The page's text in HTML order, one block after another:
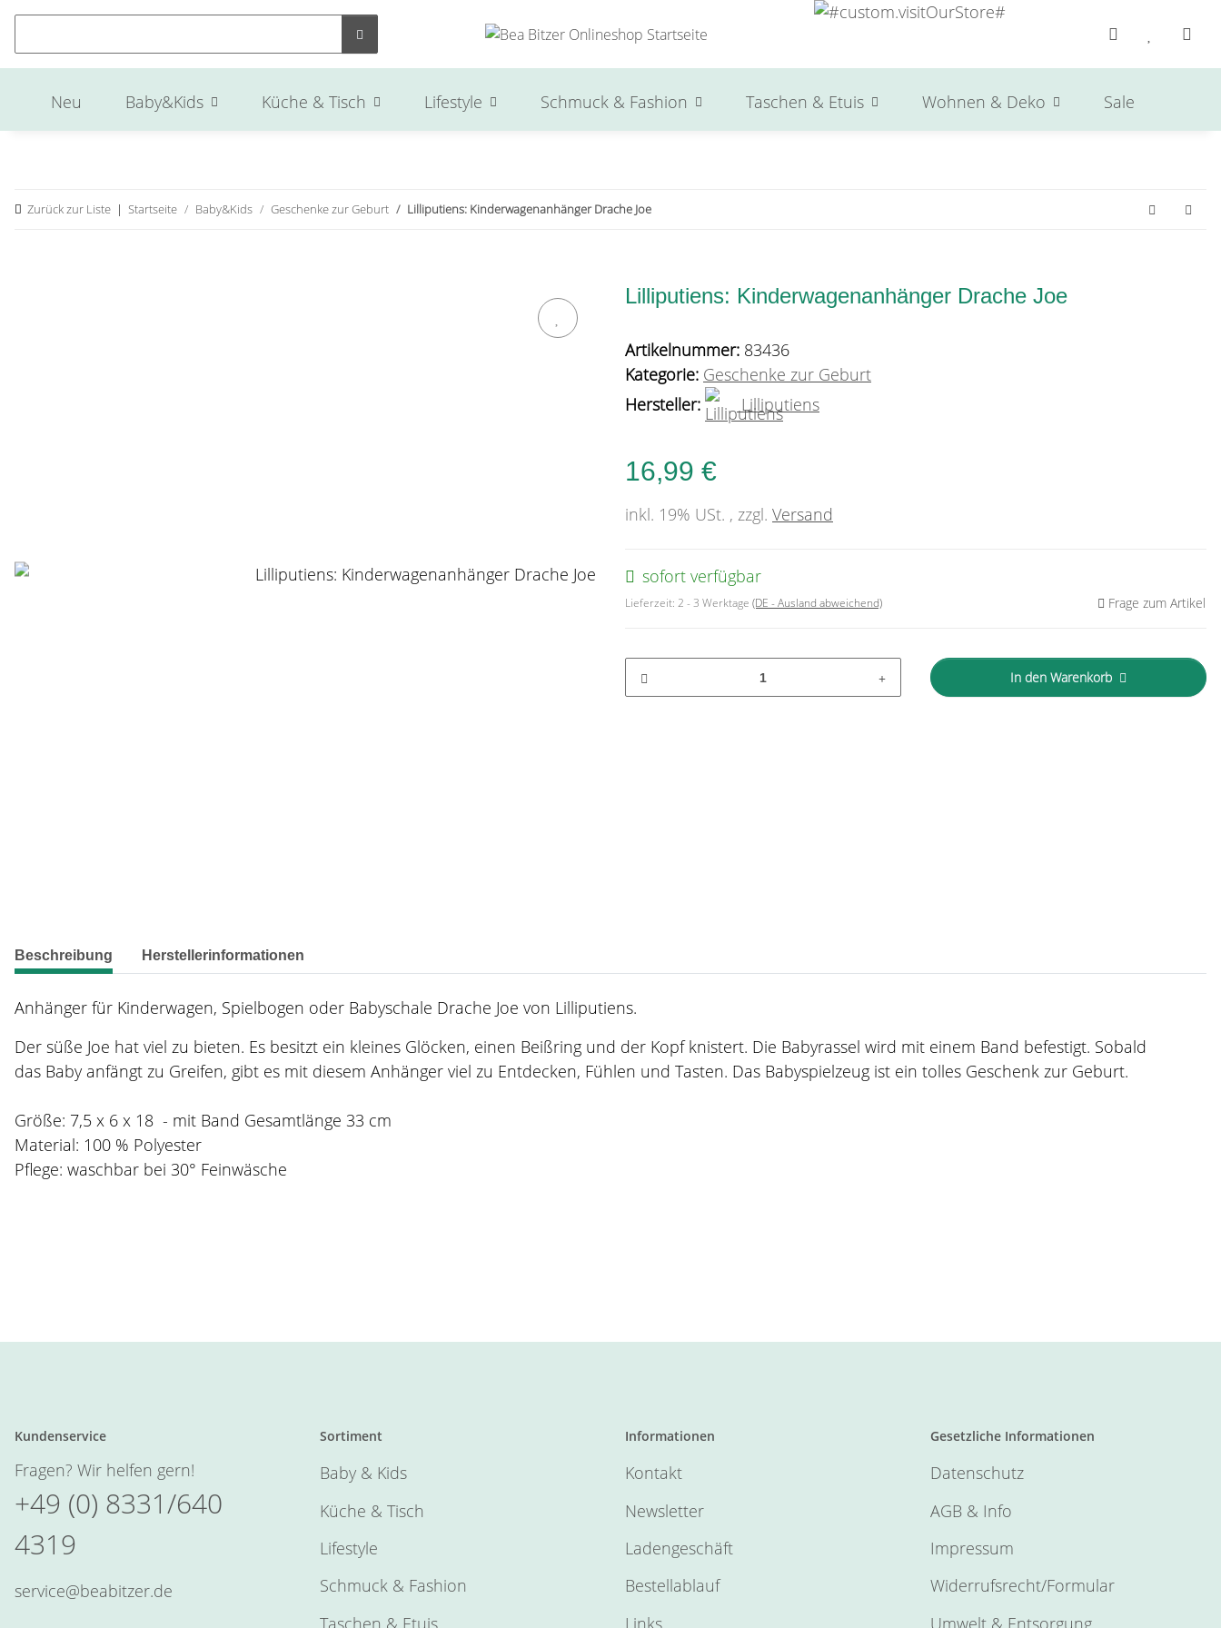
Neu Baby&Kids Küche & Tisch Lifestyle Schmuck & Fashion Taschen & Etuis Wohnen & Deko Sale
Zurück zur Liste Startseite Baby&Kids Geschenke zur Geburt Lilliputiens: Kinderwagenanhänger Drache Joe
Lilliputiens: Kinderwagenanhänger Drache Joe
Artikelnummer: 83436
Kategorie: Geschenke zur Geburt
Hersteller:
Lilliputiens
16,99 €
inkl. 19% USt. , zzgl. Versand
sofort verfügbar
Lieferzeit: 2 - 3 Werktage (DE - Ausland abweichend) Frage zum Artikel
In den Warenkorb
weitere Registerkarten anzeigen
Beschreibung Herstellerinformationen
Anhänger für Kinderwagen, Spielbogen oder Babyschale Drache Joe von Lilliputiens.
Der süße Joe hat viel zu bieten. Es besitzt ein kleines Glöcken, einen Beißring und der Kopf knistert. Die Babyrassel wird mit einem Band befestigt. Sobald
das Baby anfängt zu Greifen, gibt es mit diesem Anhänger viel zu Entdecken, Fühlen und Tasten. Das Babyspielzeug ist ein tolles Geschenk zur Geburt.
Größe: 7,5 x 6 x 18 - mit Band Gesamtlänge 33 cm
Material: 100 % Polyester
Pflege: waschbar bei 30° Feinwäsche
Kundenservice
Fragen? Wir helfen gern!
+49 (0) 8331/640
4319
service@beabitzer.de
Sortiment
Baby & Kids
Küche & Tisch
Lifestyle
Schmuck & Fashion
Taschen & Etuis
Informationen
Kontakt
Newsletter
Ladengeschäft
Bestellablauf
Links
Gesetzliche Informationen
Datenschutz
AGB & Info
Impressum
Widerrufsrecht/Formular
Umwelt & Entsorgung